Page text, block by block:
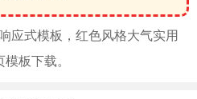
应式模板，红色风格大气实用
板下载。